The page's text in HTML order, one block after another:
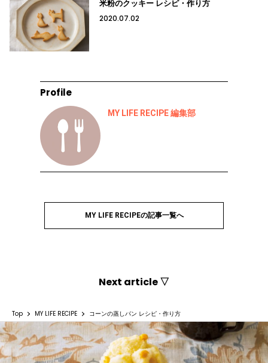
米粉のクッキー レシピ・作り方
2020.07.02
Profile
MY LIFE RECIPE 編集部
MY LIFE RECIPEの記事一覧へ
Next article ▽
Top MY LIFE RECIPE コーンの蒸しパン レシピ・作り方